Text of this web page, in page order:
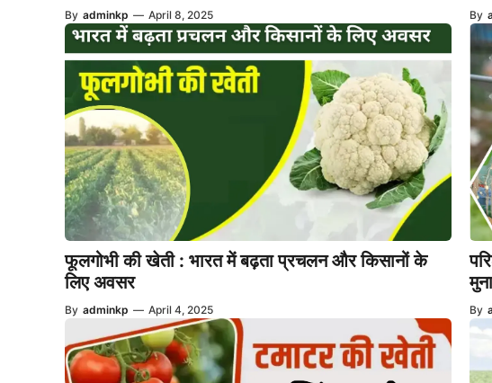
By adminkp — April 8, 2025 By
फूलगोभी की खेती : भारत में बढ़ता प्रचलन और किसानों के
लिए अवसर
By adminkp — April 4, 2025 By